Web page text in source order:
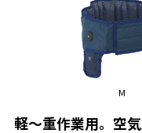
M
軽～重作業用。空